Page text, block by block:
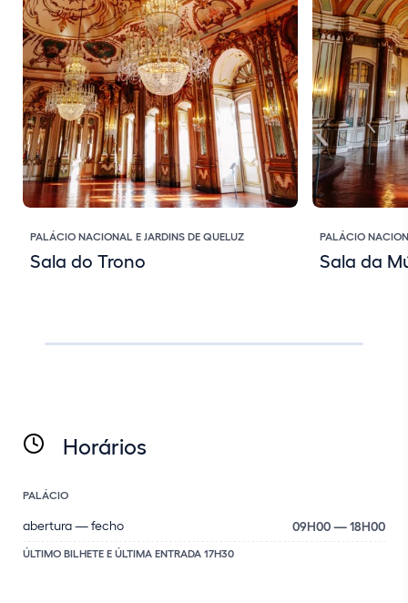
PALÁCIO NACIONAL E JARDINS DE QUELUZ
Sala do Trono
PALÁCIO
Sala da
Horários
PALÁCIO
abertura — fecho 09H00 — 18H00
ÚLTIMO BILHETE E ÚLTIMA ENTRADA 17H30